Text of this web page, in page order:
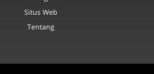
Situs Web
Tentang